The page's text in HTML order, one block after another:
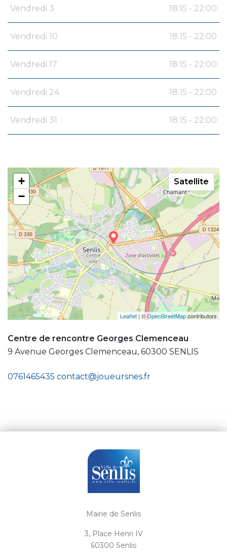
Vendredi 3 18:15 - 22:00
Vendredi 10 18:15 - 22:00
Vendredi 17 18:15 - 22:00
Vendredi 24 18:15 - 22:00
Vendredi 31 18:15 - 22:00
+
−
Leaflet | ©OpenStreetMapcontributors
Satellite
Centre de rencontre Georges Clemenceau
9 Avenue Georges Clemenceau, 60300 SENLIS
0761465435 contact@joueursnes.fr
Mairie de Senlis
3, Place Henri IV
60300 Senlis